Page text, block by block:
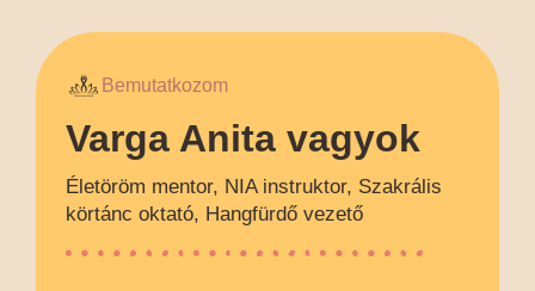
Bemutatkozom
Varga Anita vagyok
Életöröm mentor, NIA instruktor, Szakrális
körtánc oktató, Hangfürdő vezető